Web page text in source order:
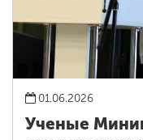
01.06.2026
Ученые